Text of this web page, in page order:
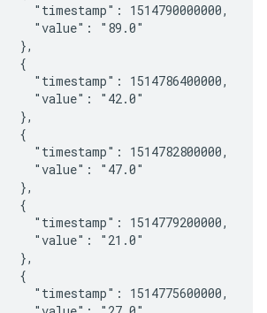
"timestamp": 1514790000000,
"value": "89.0"
},
{
"timestamp": 1514786400000,
"value": "42.0"
},
{
"timestamp": 1514782800000,
"value": "47.0"
},
{
"timestamp": 1514779200000,
"value": "21.0"
},
{
"timestamp": 1514775600000,